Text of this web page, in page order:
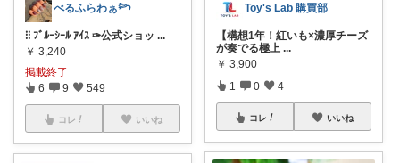
べるふらわぁ𓆸
⁝⁝ ﾌﾞﾙｰｼｰﾙ ｱｲｽ ✑公式ショッ ...
￥ 3,240
掲載終了
6 9 549
コレ いいね
Toy's Lab 購買部
【構想1年！紅いも×濃厚チーズ
が奏でる極上 ...
￥ 3,900
1 0 4
コレ いいね